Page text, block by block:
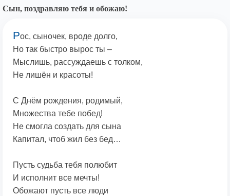
Сын, поздравляю тебя и обожаю!
Рос, сыночек, вроде долго,
Но так быстро вырос ты –
Мыслишь, рассуждаешь с толком,
Не лишён и красоты!
С Днём рождения, родимый,
Множества тебе побед!
Не смогла создать для сына
Капитал, чтоб жил без бед…
Пусть судьба тебя полюбит
И исполнит все мечты!
Обожают пусть все люди